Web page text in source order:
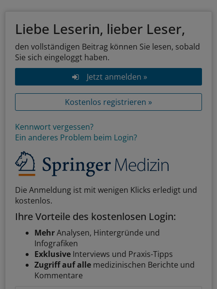
Liebe Leserin, lieber Leser,
den vollständigen Beitrag können Sie lesen, sobald
Sie sich eingeloggt haben.
Jetzt anmelden »
Kostenlos registrieren »
Kennwort vergessen?
Ein anderes Problem beim Login?
Die Anmeldung ist mit wenigen Klicks erledigt und
kostenlos.
Ihre Vorteile des kostenlosen Login:
MehrAnalysen, Hintergründe und
Infografiken
Exklusive Interviews und Praxis-Tipps
Zugriff auf alle medizinischen Berichte und
Kommentare